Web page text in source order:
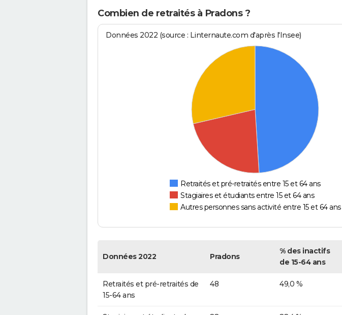
Combien de retraités à Pradons ?
Données 2022 (source : Linternaute.com d'après l'Insee)
Retraités et pré-retraités entre 15 et 64 ans
Stagiaires et étudiants entre 15 et 64 ans
Autres personnes sans activité entre 15 et 64 ans
Données 2022 Pradons
% des inactifs
de 15-64 ans
Retraités et pré-retraités de
15-64 ans
48 49,0 %